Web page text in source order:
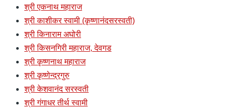
श्री एकनाथ महाराज
श्री काशीकर स्वामी (कृष्णानंदसरस्वती)
श्री किनाराम अघोरी
श्री किसनगिरी महाराज, देवगड
श्री कृष्णनाथ महाराज
श्री कृष्णेन्द्रगुरु
श्री केशवानंद सरस्वती
श्री गंगाधर तीर्थ स्वामी